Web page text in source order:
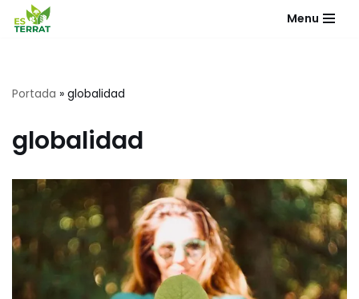
Menu
Portada » globalidad
globalidad